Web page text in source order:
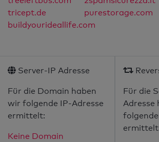
tricept.de
purestorage.com
buildyourideallife.com
Server-IP Adresse
Für die Domain haben
wir folgende IP-Adresse
ermittelt:
Keine Domain
Für die
Adresse